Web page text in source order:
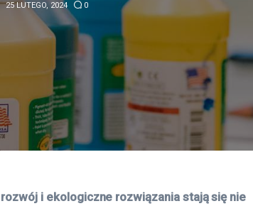
25 LUTEGO, 2024 0
i ekologiczne rozwiązania stają się nie